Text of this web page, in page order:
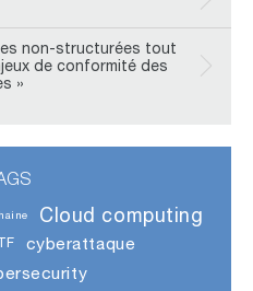
non-structurées tout
de conformité des
»
Cloud computing
cyberattaque